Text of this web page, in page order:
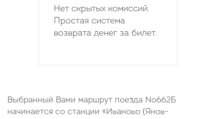
Нет скрытых комиссий.
Простая система
возврата денег за билет.
Выбранный Вами маршрут поезда №662Б
начинается со станции «Иваново (Янов-